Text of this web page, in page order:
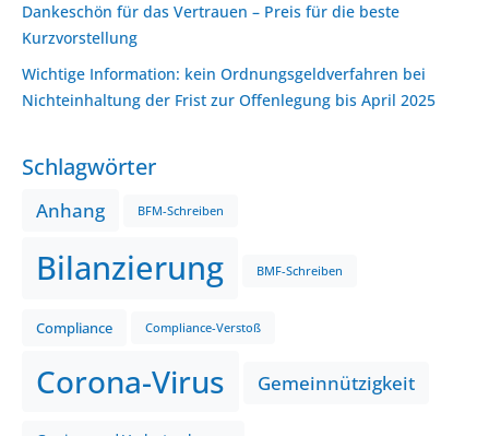
Dankeschön für das Vertrauen – Preis für die beste
Kurzvorstellung
Wichtige Information: kein Ordnungsgeldverfahren bei
Nichteinhaltung der Frist zur Offenlegung bis April 2025
Schlagwörter
Anhang BFM-Schreiben
Bilanzierung BMF-Schreiben
Compliance Compliance-Verstoß
Corona-Virus Gemeinnützigkeit